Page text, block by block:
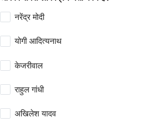
नरेंद्र मोदी
योगी आदित्यनाथ
केजरीवाल
राहुल गांधी
अखिलेश यादव